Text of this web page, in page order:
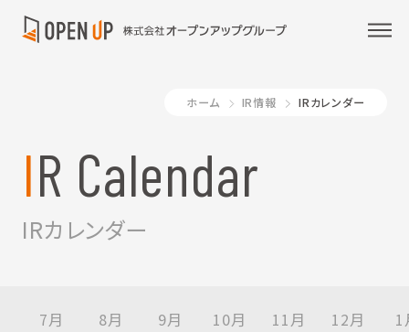
ホーム IR情報 IRカレンダー
IR Calendar
IRカレンダー
7月 8月 9月 10月 11月 12月 1